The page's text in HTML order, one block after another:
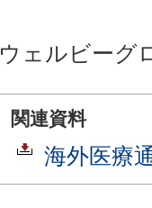
ウェルビーグ
関連資料
海外医療